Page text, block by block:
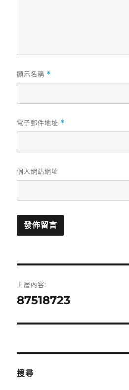
顯示名稱 *
電子郵件地址 *
個人網站網址
章
上層內容:
87518723
搜尋